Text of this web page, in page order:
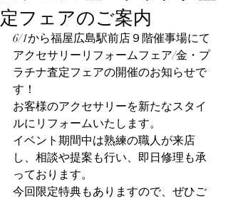
定フェアのご案内
6/1から福屋広島駅前店９階催事場にて
アクセサリーリフォームフェア/金・プ
ラチナ査定フェアの開催のお知らせで
す！
お客様のアクセサリーを新たなスタイ
ルにリフォームいたします。
イベント期間中は熟練の職人が来店
し、相談や提案も行い、即日修理も承
っております。
今回限定特典もありますので、ぜひご